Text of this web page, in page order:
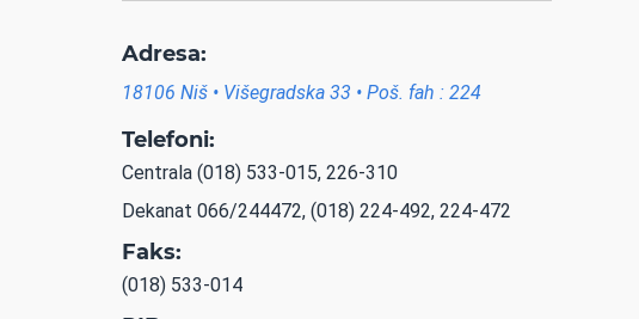
Adresa:
18106 Niš • Višegradska 33 • Poš. fah : 224
Telefoni:
Centrala (018) 533-015, 226-310
Dekanat 066/244472, (018) 224-492, 224-472
Faks:
(018) 533-014